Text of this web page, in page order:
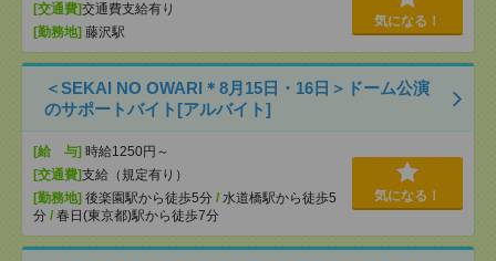
[交通費]交通費支給有り
[勤務地] 藤沢駅
気になる！
＜SEKAI NO OWARI＊8月15日・16日＞ドーム公演
のサポートバイト[アルバイト]
[給 与] 時給1250円～
[交通費]支給（規定有り）
[勤務地] 後楽園駅から徒歩5分 / 水道橋駅から徒歩5
分 / 春日(東京都)駅から徒歩7分
気になる！